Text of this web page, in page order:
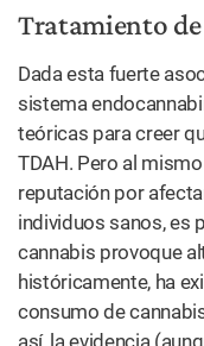
Tratamiento
Dada esta fuerte
sistema
teóricas para creer
TDAH. Pero al
reputación por
individuos sanos, es
cannabis provoque
históricamente, ha
consumo de